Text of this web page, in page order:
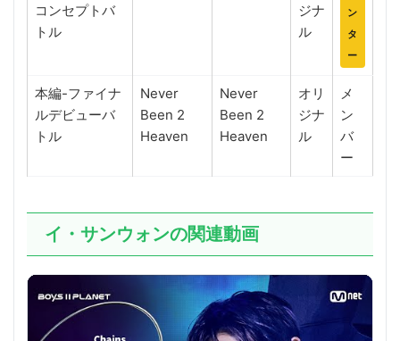
コンセプトバ
トル
ジナ
ル
ン
タ
ー
本編-ファイナ
ルデビューバ
トル
Never
Been 2
Heaven
Never
Been 2
Heaven
オリ
ジナ
ル
メ
ン
バ
ー
イ・サンウォンの関連動画